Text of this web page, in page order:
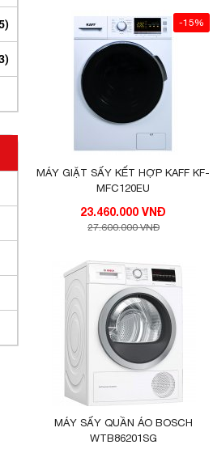
-15%
MÁY GIẶT SẤY KẾT HỢP KAFF KF-
MFC120EU
23.460.000 VNĐ
27.600.000 VNĐ
MÁY SẤY QUẦN ÁO BOSCH
WTB86201SG